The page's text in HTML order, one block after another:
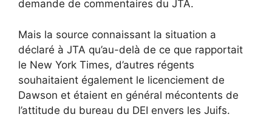
demande de commentaires du JTA.
Mais la source connaissant la situation a
déclaré à JTA qu’au-delà de ce que rapportait
le New York Times, d’autres régents
souhaitaient également le licenciement de
Dawson et étaient en général mécontents de
l’attitude du bureau du DEI envers les Juifs.